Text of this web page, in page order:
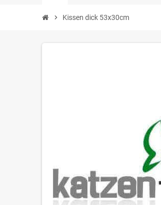
chevron_right Kissen dick 53x30cm